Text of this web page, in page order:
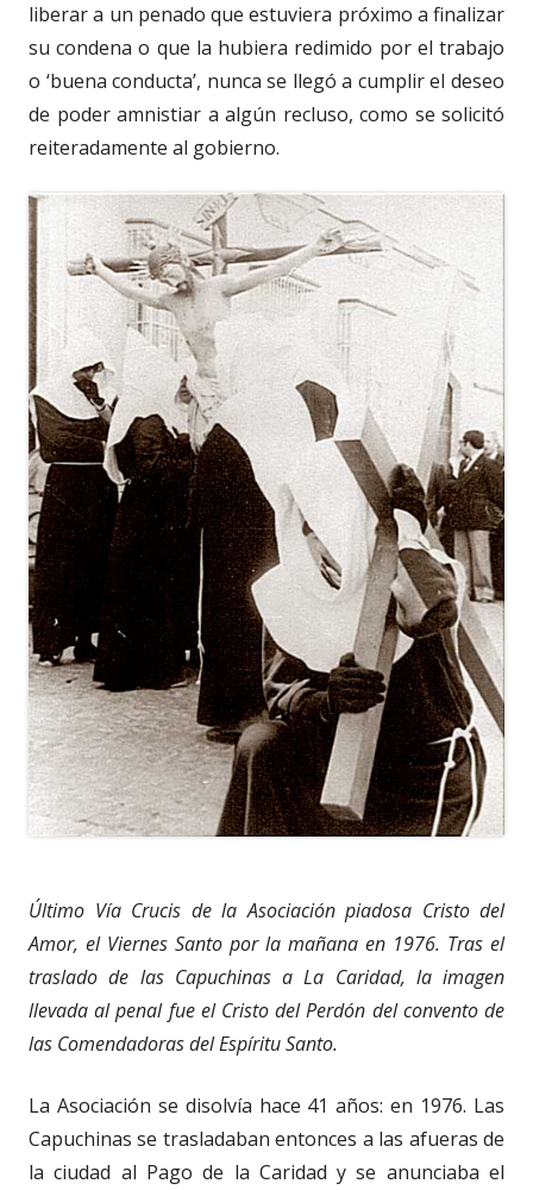
liberar a un penado que estuviera próximo a finalizar
su condena o que la hubiera redimido por el trabajo
o ‘buena conducta’, nunca se llegó a cumplir el deseo
de poder amnistiar a algún recluso, como se solicitó
reiteradamente al gobierno.
Último Vía Crucis de la Asociación piadosa Cristo del
Amor, el Viernes Santo por la mañana en 1976. Tras el
traslado de las Capuchinas a La Caridad, la imagen
llevada al penal fue el Cristo del Perdón del convento de
las Comendadoras del Espíritu Santo.
La Asociación se disolvía hace 41 años: en 1976. Las
Capuchinas se trasladaban entonces a las afueras de
la ciudad al Pago de la Caridad y se anunciaba el